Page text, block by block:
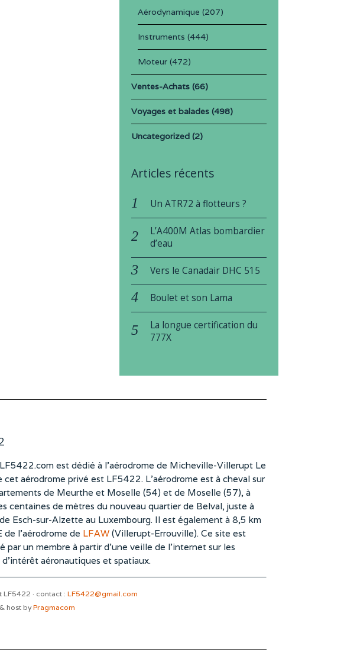
Aérodynamique (207)
Instruments (444)
Moteur(472)
Ventes-Achats(66)
Voyages et balades(498)
Uncategorized(2)
Articles récents
Un ATR72 à flotteurs ?
L’A400M Atlas bombardier
d’eau
Vers le Canadair DHC 515
Boulet et son Lama
La longue certification du
777X
est dédié à l’aérodrome de Micheville-Villerupt Le
cet aérodrome privé est LF5422. L’aérodrome est à cheval sur
de Meurthe et Moselle (54) et de Moselle (57), à
centaines de mètres du nouveau quartier de Belval, juste à
Esch-sur-Alzette au Luxembourg. Il est également à 8,5 km
de l’aérodrome de LFAW(Villerupt-Errouville). Ce site est
par un membre à partir d’une veille de l’internet sur les
aéronautiques et spatiaux.
LF5422 · contact : LF5422@gmail.com
host byPragmacom